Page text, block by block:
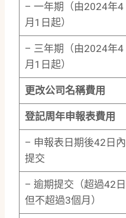
– 一年期（由2024年4
月1日起）
– 三年期（由2024年4
月1日起）
更改公司名稱費用
登記周年申報表費用
– 申報表日期後42日內
提交
– 逾期提交（超過42日
但不超過3個月）